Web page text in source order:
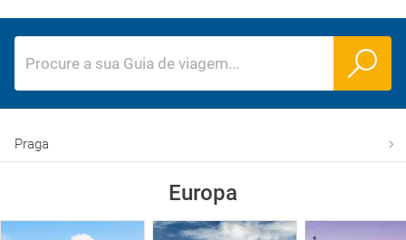
Procure a sua Guia de viagem...
Praga
Europa